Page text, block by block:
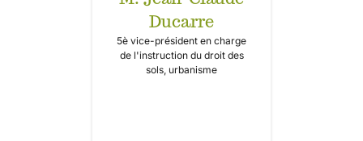
Ducarre
5è vice-président en charge
de l'instruction du droit des
sols, urbanisme